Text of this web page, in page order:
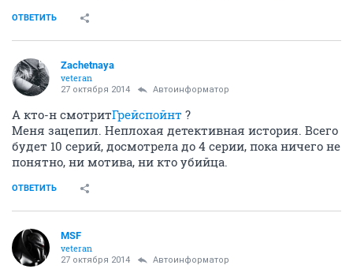
ОТВЕТИТЬ
Zachetnaya
veteran
27 октября 2014 Автоинформатор
А кто-н смотритГрейспойнт ?
Меня зацепил. Неплохая детективная история. Всего
будет 10 серий, досмотрела до 4 серии, пока ничего не
понятно, ни мотива, ни кто убийца.
ОТВЕТИТЬ
MSF
veteran
27 октября 2014 Автоинформатор